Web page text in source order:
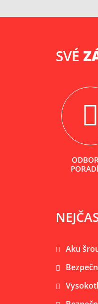
SVÉ
Aku